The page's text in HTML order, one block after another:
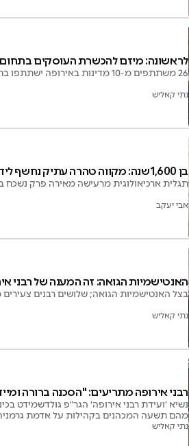
לראשונה: מיזם להכשרת העוסקים
26 משתתפים מ-10 מדינות באירופה ישתתפו בתכנית הכשרה וההעצמה ייחודית לאנשי חברא קדישא ושירותי הקבורה
נתי קאליש
בן 1,600 שנה: מקווה טהרה עתיק נחשף ליד רומא
תגלית ארכיאולוגית מרעישה מאירה פרק
אבי יעקב
האנטישמיות הגואה: זה המענה של רבני
בצל האנטישמיות הגואה; שלושים רבנים
נתי קאליש
רבני אירופה מתריעים: "הסכנה ברורה
מהם תשעה המכהנים בקהילות על אדמת
נתי קאליש